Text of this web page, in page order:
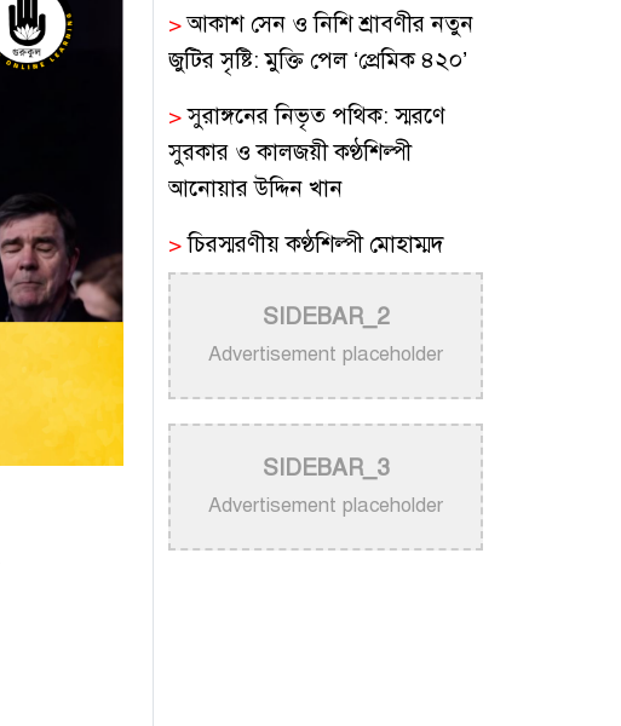
>আকাশ সেন ও নিশি শ্রাবণীর নতুন
জুটির সৃষ্টি: মুক্তি পেল ‘প্রেমিক ৪২০’
>সুরাঙ্গনের নিভৃত পথিক: স্মরণে
সুরকার ও কালজয়ী কণ্ঠশিল্পী
আনোয়ার উদ্দিন খান
>চিরস্মরণীয় কণ্ঠশিল্পী মোহাম্মদ
রফির জীবন ও সুরের যাত্রা
>
ট্রাম্প প্রশাসনের সামরিক ভিডিওতে
নিজের গান ব্যবহার নিয়ে ক্ষুব্ধ কেটি
পেরি
>
নতুন করে ভাইরাল ‘আজ কেন মন
উদাসী হয়ে’ গানের পেছনের গল্প
>নয় মাসের ছেলেকে মঞ্চে এনে
SIDEBAR_2
Advertisement placeholder
SIDEBAR_3
Advertisement placeholder